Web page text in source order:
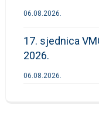
06.08.2026.
17. sjednica
2026.
06.08.2026.